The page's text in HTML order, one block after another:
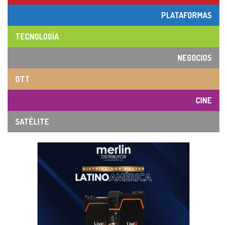
PLATAFORMAS
TECNOLOGÍA
NEGOCIOS
OTT
CINE
SATÉLITE